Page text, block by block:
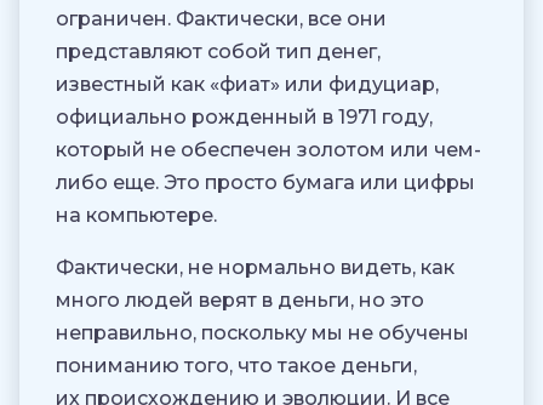
ограничен. Фактически, все они
представляют собой тип денег,
известный как «фиат» или фидуциар,
официально рожденный в 1971 году,
который не обеспечен золотом или чем-
либо еще. Это просто бумага или цифры
на компьютере.
Фактически, не нормально видеть, как
много людей верят в деньги, но это
неправильно, поскольку мы не обучены
пониманию того, что такое деньги,
их происхождению и эволюции. И все